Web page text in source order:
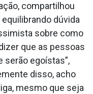
compartilhou
dúvida
sobre como
que as pessoas
serão egoístas”,
disso, acho
mesmo que seja